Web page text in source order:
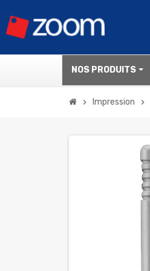
NOS PRODUITS
chevron_right Impression chevron_right